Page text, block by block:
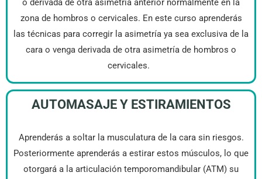
o derivada de otra asimetría anterior normalmente en la
zona de hombros o cervicales. En este curso aprenderás
las técnicas para corregir la asimetría ya sea exclusiva de la
cara o venga derivada de otra asimetría de hombros o
cervicales.
AUTOMASAJE Y ESTIRAMIENTOS
Aprenderás a soltar la musculatura de la cara sin riesgos.
Posteriormente aprenderás a estirar estos músculos, lo que
otorgará a la articulación temporomandibular (ATM) su